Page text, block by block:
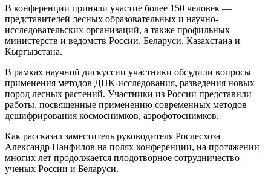
В конференции приняли участие более 150 человек —
представителей лесных образовательных и научно-
исследовательских организаций, а также профильных
министерств и ведомств России, Беларуси, Казахстана и
Кыргызстана.
В рамках научной дискуссии участники обсудили вопросы
применения методов ДНК-исследования, разведения новых
пород лесных растений. Участники из России представили
работы, посвященные применению современных методов
дешифрирования космоснимков, аэрофотоснимков.
Как рассказал заместитель руководителя Рослесхоза
Александр Панфилов на полях конференции, на протяжении
многих лет продолжается плодотворное сотрудничество
ученых России и Беларуси.